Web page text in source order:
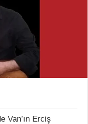
Van’ın Erciş